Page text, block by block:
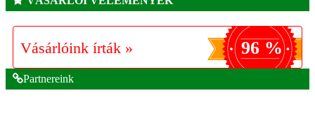
Vásárlóink írták » 96 %
Partnereink